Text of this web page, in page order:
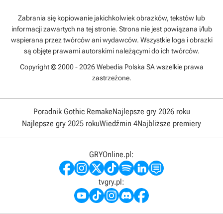
Zabrania się kopiowanie jakichkolwiek obrazków, tekstów lub
informacji zawartych na tej stronie. Strona nie jest powiązana i/lub
wspierana przez twórców ani wydawców. Wszystkie loga i obrazki
są objęte prawami autorskimi należącymi do ich twórców.
Copyright © 2000 - 2026 Webedia Polska SA wszelkie prawa
zastrzeżone.
Poradnik Gothic RemakeNajlepsze gry 2026 roku
Najlepsze gry 2025 rokuWiedźmin 4Najbliższe premiery
GRYOnline.pl:
tvgry.pl: